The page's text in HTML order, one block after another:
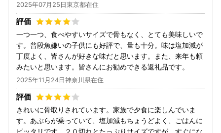
2025年07月25日東京都在住
一つ一つ、食べやすいサイズで骨もなく、とても美味しいで
す。普段魚嫌いの子供にも好評で、量も十分。味は塩加減が
丁度よく、皆さんが好きな味だと思います。また、来年も頼
みたいと思います。皆さんにお勧めできる返礼品です。
2025年11月24日神奈川県在住
きれいに骨取りされています。家族で夕食に楽しんでいま
す。あぶらが乗っていて、塩加減もちょうどよく、ごはんに